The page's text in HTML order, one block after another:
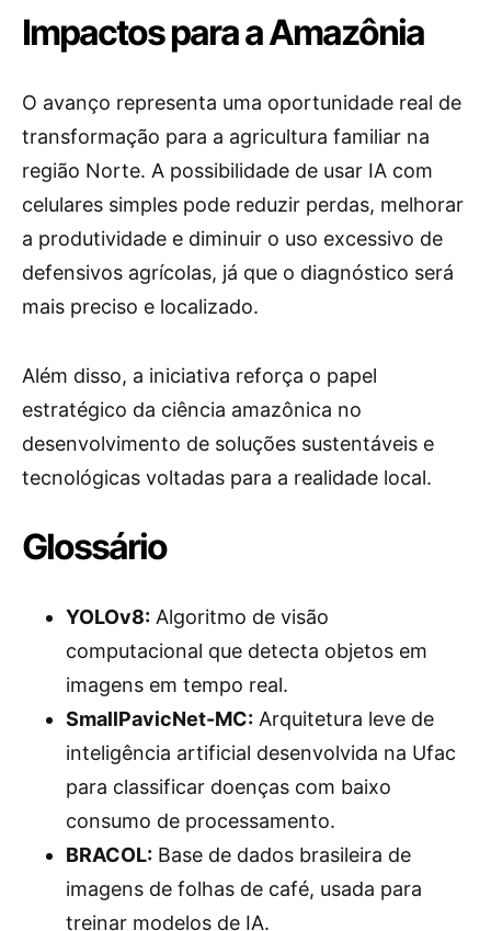
Impactos para a Amazônia
O avanço representa uma oportunidade real de
transformação para a agricultura familiar na
região Norte. A possibilidade de usar IA com
celulares simples pode reduzir perdas, melhorar
a produtividade e diminuir o uso excessivo de
defensivos agrícolas, já que o diagnóstico será
mais preciso e localizado.
Além disso, a iniciativa reforça o papel
estratégico da ciência amazônica no
desenvolvimento de soluções sustentáveis e
tecnológicas voltadas para a realidade local.
Glossário
YOLOv8: Algoritmo de visão
computacional que detecta objetos em
imagens em tempo real.
SmallPavicNet-MC: Arquitetura leve de
inteligência artificial desenvolvida na Ufac
para classificar doenças com baixo
consumo de processamento.
BRACOL: Base de dados brasileira de
imagens de folhas de café, usada para
treinar modelos de IA.